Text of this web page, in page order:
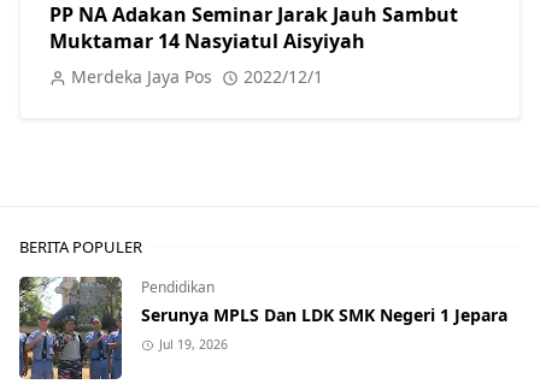
PP NA Adakan Seminar Jarak Jauh Sambut
Muktamar 14 Nasyiatul Aisyiyah
Merdeka Jaya Pos 2022/12/1
BERITA POPULER
Pendidikan
Serunya MPLS Dan LDK SMK Negeri 1 Jepara
Jul 19, 2026